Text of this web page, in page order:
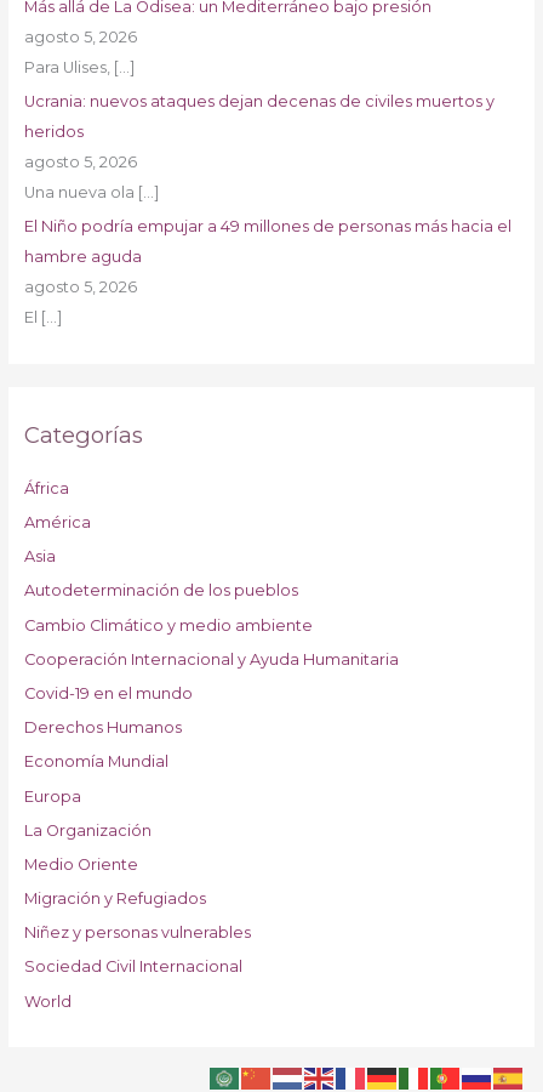
Más allá de La Odisea: un Mediterráneo bajo presión
agosto 5, 2026
Para Ulises, […]
Ucrania: nuevos ataques dejan decenas de civiles muertos y
heridos
agosto 5, 2026
Una nueva ola […]
El Niño podría empujar a 49 millones de personas más hacia el
hambre aguda
agosto 5, 2026
El […]
Categorías
África
América
Asia
Autodeterminación de los pueblos
Cambio Climático y medio ambiente
Cooperación Internacional y Ayuda Humanitaria
Covid-19 en el mundo
Derechos Humanos
Economía Mundial
Europa
La Organización
Medio Oriente
Migración y Refugiados
Niñez y personas vulnerables
Sociedad Civil Internacional
World